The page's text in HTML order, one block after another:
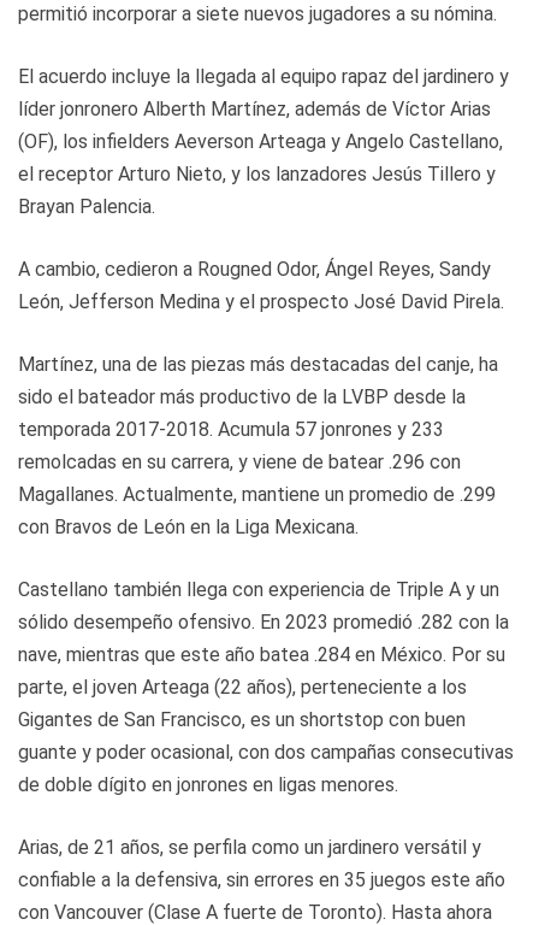
permitió incorporar a siete nuevos jugadores a su nómina.
El acuerdo incluye la llegada al equipo rapaz del jardinero y
líder jonronero Alberth Martínez, además de Víctor Arias
(OF), los infielders Aeverson Arteaga y Angelo Castellano,
el receptor Arturo Nieto, y los lanzadores Jesús Tillero y
Brayan Palencia.
A cambio, cedieron a Rougned Odor, Ángel Reyes, Sandy
León, Jefferson Medina y el prospecto José David Pirela.
Martínez, una de las piezas más destacadas del canje, ha
sido el bateador más productivo de la LVBP desde la
temporada 2017-2018. Acumula 57 jonrones y 233
remolcadas en su carrera, y viene de batear .296 con
Magallanes. Actualmente, mantiene un promedio de .299
con Bravos de León en la Liga Mexicana.
Castellano también llega con experiencia de Triple A y un
sólido desempeño ofensivo. En 2023 promedió .282 con la
nave, mientras que este año batea .284 en México. Por su
parte, el joven Arteaga (22 años), perteneciente a los
Gigantes de San Francisco, es un shortstop con buen
guante y poder ocasional, con dos campañas consecutivas
de doble dígito en jonrones en ligas menores.
Arias, de 21 años, se perfila como un jardinero versátil y
confiable a la defensiva, sin errores en 35 juegos este año
con Vancouver (Clase A fuerte de Toronto). Hasta ahora